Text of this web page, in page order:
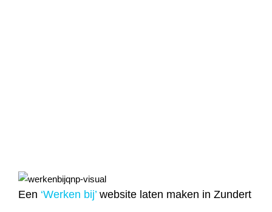
Een ‘Werken bij’ website laten maken in Zundert